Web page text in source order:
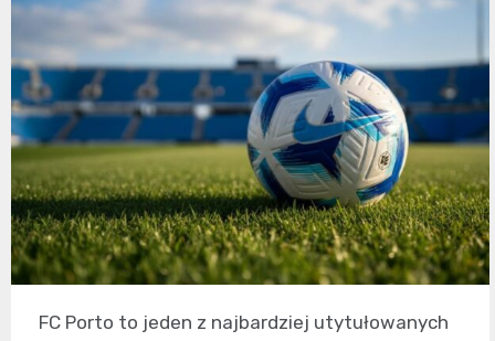
FC Porto to jeden z najbardziej utytułowanych